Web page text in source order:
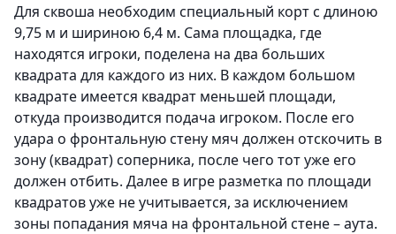
Для сквоша необходим специальный корт с длиною
9,75 м и шириною 6,4 м. Сама площадка, где
находятся игроки, поделена на два больших
квадрата для каждого из них. В каждом большом
квадрате имеется квадрат меньшей площади,
откуда производится подача игроком. После его
удара о фронтальную стену мяч должен отскочить в
зону (квадрат) соперника, после чего тот уже его
должен отбить. Далее в игре разметка по площади
квадратов уже не учитывается, за исключением
зоны попадания мяча на фронтальной стене – аута.